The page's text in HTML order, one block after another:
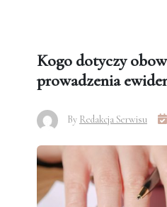
Kogo dotyczy
prowadzenia
By Redakcja Serwisu